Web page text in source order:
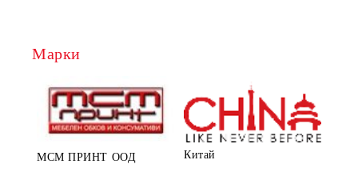
Марки
МСМ ПРИНТ ООД Китай